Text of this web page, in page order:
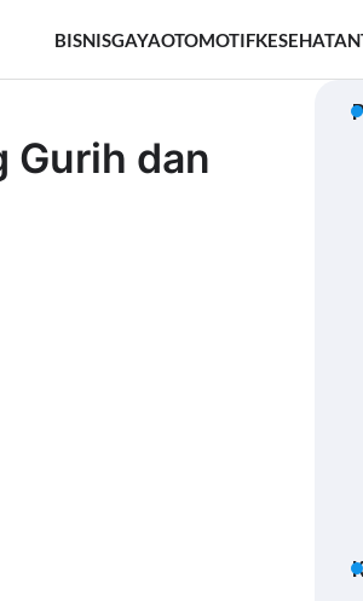
BISNISGAYAOTOMOTIFKESEHATAN
Gurih dan